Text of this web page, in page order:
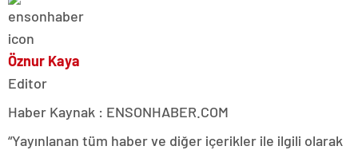
Öznur Kaya
Editor
Haber Kaynak : ENSONHABER.COM
“Yayınlanan tüm haber ve diğer içerikler ile ilgili olarak